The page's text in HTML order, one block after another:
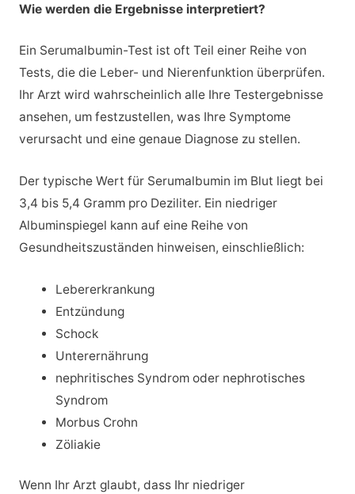
Wie werden die Ergebnisse interpretiert?
Ein Serumalbumin-Test ist oft Teil einer Reihe von
Tests, die die Leber- und Nierenfunktion überprüfen.
Ihr Arzt wird wahrscheinlich alle Ihre Testergebnisse
ansehen, um festzustellen, was Ihre Symptome
verursacht und eine genaue Diagnose zu stellen.
Der typische Wert für Serumalbumin im Blut liegt bei
3,4 bis 5,4 Gramm pro Deziliter. Ein niedriger
Albuminspiegel kann auf eine Reihe von
Gesundheitszuständen hinweisen, einschließlich:
Lebererkrankung
Entzündung
Schock
Unterernährung
nephritisches Syndrom oder nephrotisches
Syndrom
Morbus Crohn
Zöliakie
Wenn Ihr Arzt glaubt, dass Ihr niedriger